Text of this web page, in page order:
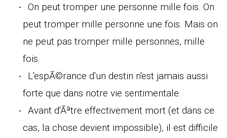
On peut tromper une personne mille fois. On
peut tromper mille personne une fois. Mais on
ne peut pas tromper mille personnes, mille
fois.
L'espÃ©rance d'un destin n'est jamais aussi
forte que dans notre vie sentimentale.
Avant d'Ãªtre effectivement mort (et dans ce
cas, la chose devient impossible), il est difficile